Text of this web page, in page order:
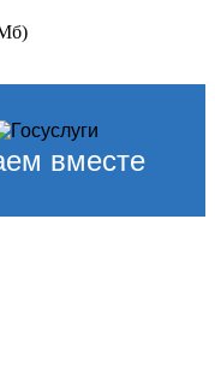
вместе